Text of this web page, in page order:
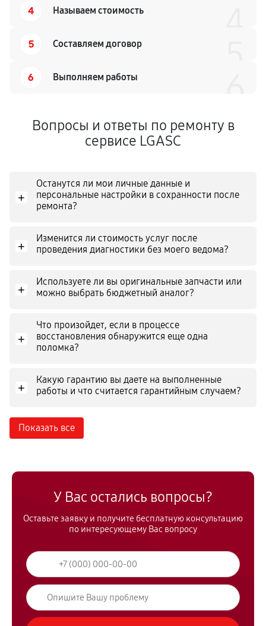
4 Называем стоимость
5 Составляем договор
6 Выполняем работы
Вопросы и ответы по ремонту в
сервисе LGASC
+
Останутся ли мои личные данные и
персональные настройки в сохранности после
ремонта?
+
Изменится ли стоимость услуг после
проведения диагностики без моего ведома?
+
Используете ли вы оригинальные запчасти или
можно выбрать бюджетный аналог?
+
Что произойдет, если в процессе
восстановления обнаружится еще одна
поломка?
+
Какую гарантию вы даете на выполненные
работы и что считается гарантийным случаем?
Показать все
У Вас остались вопросы?
Оставьте заявку и получите бесплатную консультацию
по интересующему Вас вопросу